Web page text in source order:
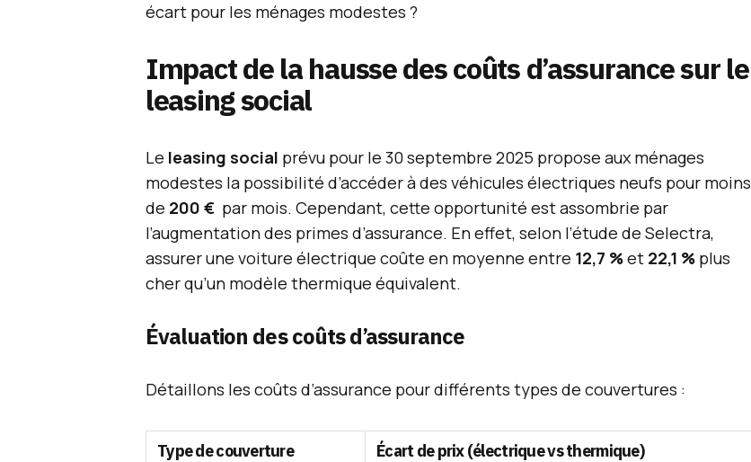
écart pour les ménages modestes ?
Impact de la hausse des coûts d’assurance sur le
leasing social
Le leasing social prévu pour le 30 septembre 2025 propose aux ménages
modestes la possibilité d’accéder à des véhicules électriques neufs pour moins
de 200 € par mois. Cependant, cette opportunité est assombrie par
l’augmentation des primes d’assurance. En effet, selon l’étude de Selectra,
assurer une voiture électrique coûte en moyenne entre 12,7 %et 22,1 % plus
cher qu’un modèle thermique équivalent.
Évaluation des coûts d’assurance
Détaillons les coûts d’assurance pour différents types de couvertures :
Type de couverture Écart de prix (électrique vs thermique)